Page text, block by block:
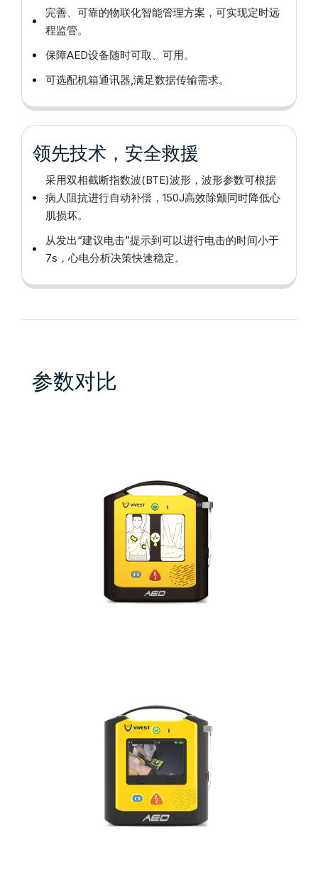
完善、可靠的物联化智能管理方案，可实现定时远
程监管。
保障AED设备随时可取、可用。
可选配机箱通讯器,满足数据传输需求。
领先技术，安全救援
采用双相截断指数波(BTE)波形，波形参数可根据
病人阻抗进行自动补偿，150J高效除颤同时降低心
肌损坏。
从发出“建议电击”提示到可以进行电击的时间小于
7s，心电分析决策快速稳定。
参数对比